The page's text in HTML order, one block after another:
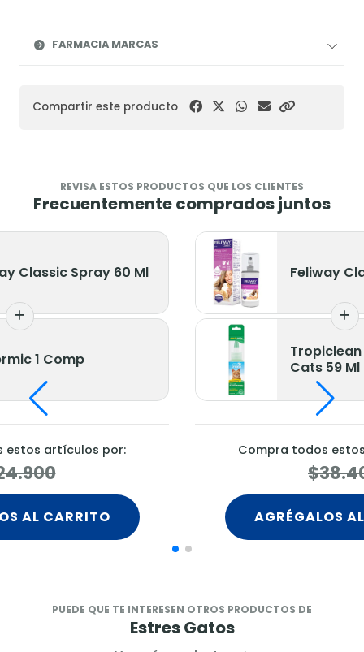
FARMACIA MARCAS
Compartir este producto
REVISA ESTOS PRODUCTOS QUE LOS CLIENTES
Frecuentemente comprados juntos
Classic Spray 60 Ml
1 Comp
estos artículos por:
AL CARRITO
Feliway
Cats 59 Ml
Compra todos
AGRÉGALOS
PUEDE QUE TE INTERESEN OTROS PRODUCTOS DE
Estres Gatos